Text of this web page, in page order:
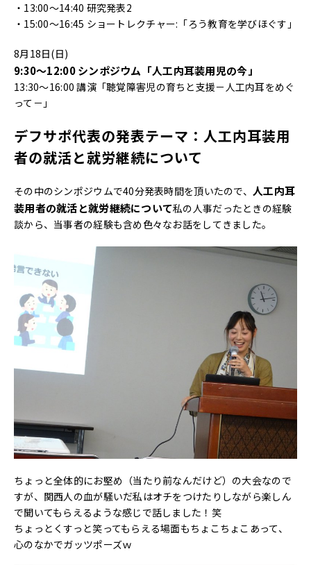
・13:00～14:40 研究発表2
・15:00～16:45 ショートレクチャー:「ろう教育を学びほぐす」
8月18日(日)
9:30～12:00 シンポジウム「人工内耳装用児の今」
13:30～16:00 講演「聴覚障害児の育ちと支援－人工内耳をめぐ
って－」
デフサポ代表の発表テーマ： 人工内耳装用
者の就活と就労継続について
その中のシンポジウムで40分発表時間を頂いたので、 人工内耳
装用者の就活と就労継続について私の人事だったときの経験
談から、当事者の経験も含め色々なお話をしてきました。
ちょっと全体的にお堅め（当たり前なんだけど）の大会なので
すが、関西人の血が騒いだ私はオチをつけたりしながら楽しん
で聞いてもらえるような感じで話しました！笑
ちょっとくすっと笑ってもらえる場面もちょこちょこあって、
心のなかでガッツポーズｗ